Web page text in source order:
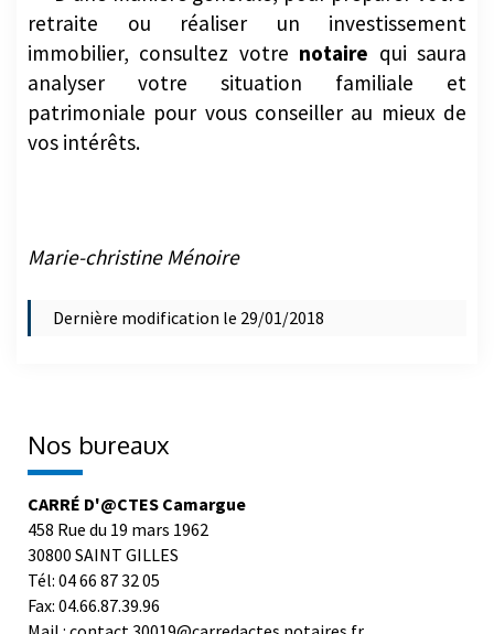
immobilier, consultez votre notairequi saura
analyser votre situation familiale et
patrimoniale pour vous conseiller au mieux de
vos intérêts.
CARRÉ D'@CTES Camargue
458 Rue du 19 mars 1962
30800 SAINT GILLES
Tél: 04 66 87 32 05
Fax: 04.66.87.39.96
Mail : contact.30019@carredactes.notaires.fr